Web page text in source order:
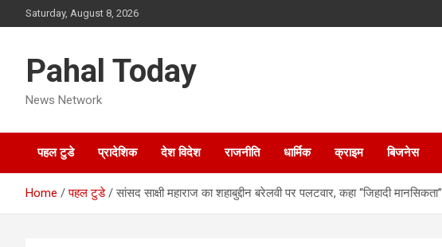
to
Saturday, August 8, 2026
Pahal Today
News Network
पहल टुडे प्रादेशिक देश विदेश राजनीति धार्मिक क्राइम बिजनेस
Home पहल टुडे सांसद साक्षी महाराज का शहाबुद्दीन बरेलवी पर पलटवार, कहा “जिहादी मानसिकता”